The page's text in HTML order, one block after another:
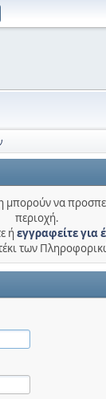
μπορούν να
περιοχή.
ήεγγραφείτε για
των